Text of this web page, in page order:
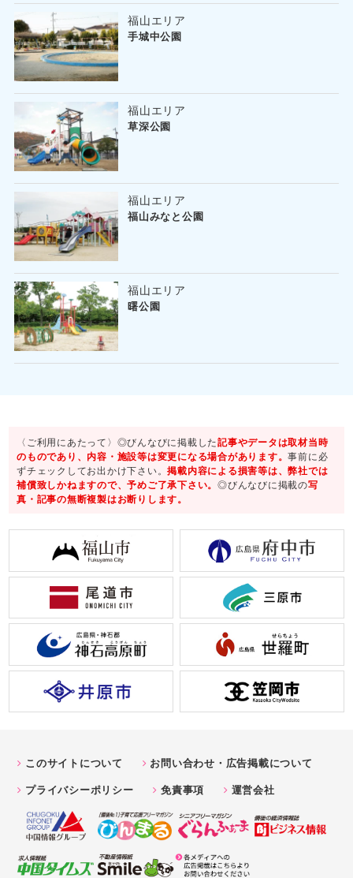
福山エリア
手城中公園
福山エリア
草深公園
福山エリア
福山みなと公園
福山エリア
曙公園
〈ご利用にあたって〉◎びんなびに掲載した記事やデータは取材当時
のものであり、内容・施設等は変更になる場合があります。事前に必
ずチェックしてお出かけ下さい。掲載内容による損害等は、弊社では
補償致しかねますので、予めご了承下さい。◎びんなびに掲載の写
真・記事の無断複製はお断りします。
このサイトについて
お問い合わせ・広告掲載について
プライバシーポリシー
免責事項 運営会社